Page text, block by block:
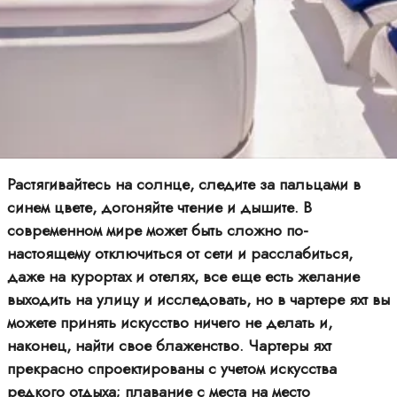
Растягивайтесь на солнце, следите за пальцами в
синем цвете, догоняйте чтение и дышите. В
современном мире может быть сложно по-
настоящему отключиться от сети и расслабиться,
даже на курортах и отелях, все еще есть желание
выходить на улицу и исследовать, но в чартере яхт вы
можете принять искусство ничего не делать и,
наконец, найти свое блаженство. Чартеры яхт
прекрасно спроектированы с учетом искусства
редкого отдыха; плавание с места на место